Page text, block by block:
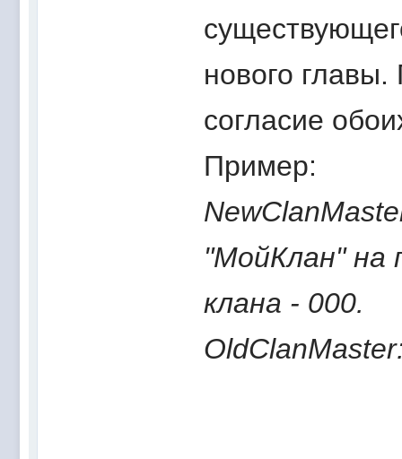
нового главы.
согласие
Пример:
"МойКлан" на
клана - 000.